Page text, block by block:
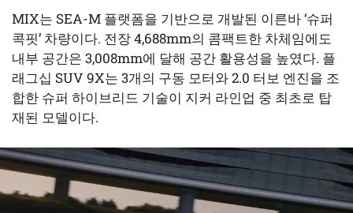
MIX는 SEA-M 플랫폼을 기반으로 개발된 이른바 ‘슈퍼
콕핏’ 차량이다. 전장 4,688mm의 콤팩트한 차체임에도
내부 공간은 3,008mm에 달해 공간 활용성을 높였다. 플
래그십 SUV 9X는 3개의 구동 모터와 2.0 터보 엔진을 조
합한 슈퍼 하이브리드 기술이 지커 라인업 중 최초로 탑
재된 모델이다.